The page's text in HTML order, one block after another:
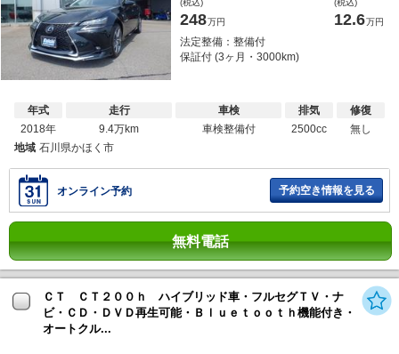
(税込)
248万円
(税込)
12.6万円
法定整備：整備付
保証付 (3ヶ月・3000km)
年式
2018年
走行
9.4万km
車検
車検整備付
排気
2500cc
修復
無し
地域 石川県かほく市
オンライン予約 予約空き情報を見る
無料電話
ＣＴ ＣＴ２００ｈ ハイブリッド車・フルセグＴＶ・ナ
ビ・ＣＤ・ＤＶＤ再生可能・Ｂｌｕｅｔｏｏｔｈ機能付き・
オートクル...